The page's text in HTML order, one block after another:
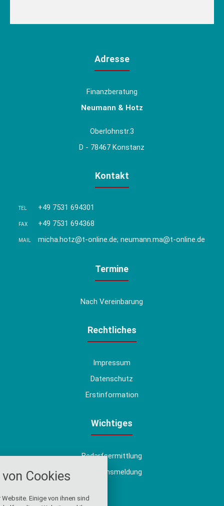
Adresse
Finanzberatung
Neumann & Hotz
Oberlohnstr.3
D - 78467 Konstanz
Kontakt
TEL +49 7531 694301
FAX +49 7531 694368
MAIL micha.hotz@t-online.de; neumann.ma@t-online.de
Termine
Nach Vereinbarung
Rechtliches
Impressum
Datenschutz
Erstinformation
Wichtiges
Bedarfsermittlung
Schadensmeldung
Cookies
Einige von ihnen sind
alle verwendeten Cookies und
zu blockieren.